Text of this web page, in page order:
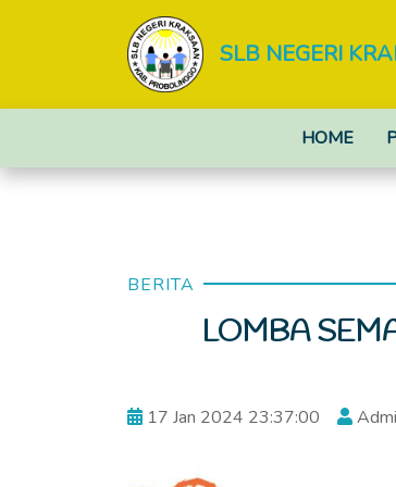
SLB NEGERI
HOME
BERITA
LOMBA
17 Jan 2024 23:37:00